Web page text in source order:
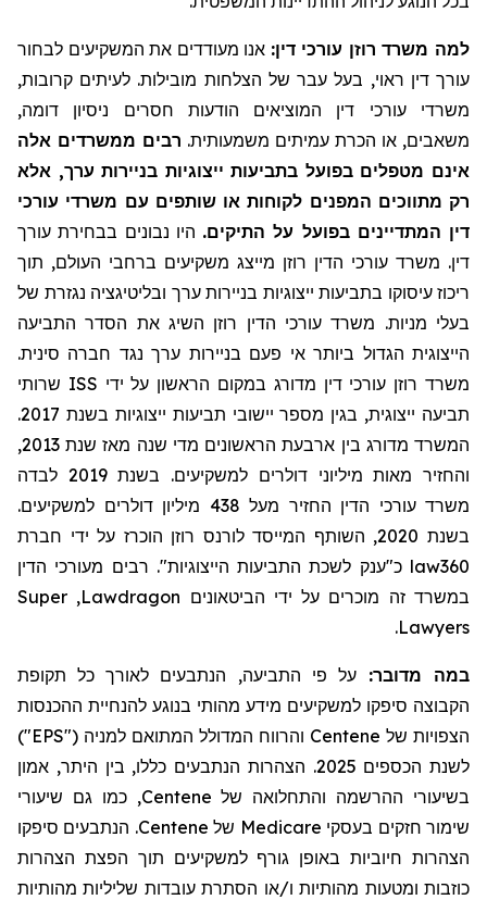
למה משרד רוזן עורכי דין: אנו מעודדים את המשקיעים לבחור
עורך דין ראוי, בעל עבר של הצלחות מובילות. לעיתים קרובות,
משרדי עורכי דין המוציאים הודעות חסרים ניסיון דומה,
משאבים, או הכרת עמיתים משמעותית. רבים ממשרדים אלה
אינם מטפלים בפועל בתביעות ייצוגיות בניירות ערך, אלא
רק מתווכים המפנים לקוחות או שותפים עם משרדי עורכי
דין המתדיינים בפועל על התיקים. היו נבונים בבחירת עורך
דין. משרד עורכי הדין רוזן מייצג משקיעים ברחבי העולם, תוך
ריכוז עיסוקו בתביעות ייצוגיות בניירות ערך ובליטיגציה נגזרת של
בעלי מניות. משרד עורכי הדין רוזן השיג את הסדר התביעה
הייצוגית הגדול ביותר אי פעם בניירות ערך נגד חברה סינית.
משרד רוזן עורכי דין מדורג במקום הראשון על ידי ISS שרותי
תביעה ייצוגית, בגין מספר יישובי תביעות ייצוגיות בשנת 2017.
המשרד מדורג בין ארבעת הראשונים מדי שנה מאז שנת 2013,
והחזיר מאות מיליוני דולרים למשקיעים. בשנת 2019 לבדה
משרד עורכי הדין החזיר מעל
438 מיליון דולרים למשקיעים.
בשנת 2020, השותף המייסד לורנס רוזן הוכרז על ידי חברת
law360 כ"ענק לשכת התביעות הייצוגיות". רבים מעורכי הדין
במשרד זה מוכרים על ידי הביטאונים Lawdragon
,
Super
Lawyers
.
במה מדובר:על פי התביעה, הנתבעים לאורך כל תקופת
הקבוצה סיפקו למשקיעים מידע מהותי בנוגע להנחיית ההכנסות
הצפויות של Centene
והרווח המדולל המתואם למניה ("EPS")
לשנת הכספים 2025. הצהרות הנתבעים כללו, בין היתר, אמון
בשיעורי ההרשמה והתחלואה של Centene, כמו גם שיעורי
שימור חזקים בעסקי Medicare של Centene. הנתבעים סיפקו
הצהרות חיוביות באופן גורף למשקיעים תוך הפצת הצהרות
כוזבות ומטעות מהותיות ו/או הסתרת עובדות שליליות מהותיות